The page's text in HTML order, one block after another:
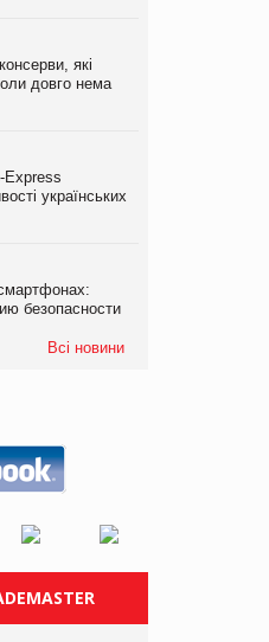
які
довго нема
Express
українських
безопасности
Всі новини